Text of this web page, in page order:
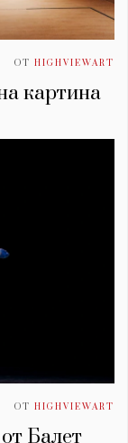
ОТ HIGHVIEWART
картина
ОТ HIGHVIEWART
Балет